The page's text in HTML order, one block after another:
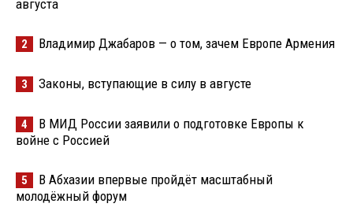
августа
2 Владимир Джабаров — о том, зачем Европе Армения
3 Законы, вступающие в силу в августе
4
В МИД России заявили о подготовке Европы к
войне с Россией
5
В Абхазии впервые пройдёт масштабный
молодёжный форум